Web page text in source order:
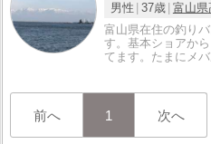
男性 37歳 富山県
富山県在住の釣り
す。基本ショアか
てます。たまにメ
前へ 1 次へ